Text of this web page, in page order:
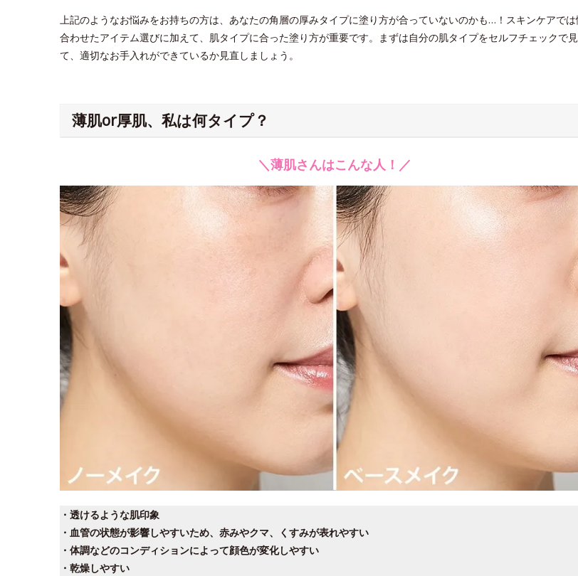
上記のようなお悩みをお持ちの方は、あなたの角層の厚みタイプに塗り方が合っていないのかも…！スキンケアでは
合わせたアイテム選びに加えて、肌タイプに合った塗り方が重要です。まずは自分の肌タイプをセルフチェックで
て、適切なお手入れができているか見直しましょう。
薄肌or厚肌、私は何タイプ？
＼薄肌さんはこんな人！／
・透けるような肌印象
・血管の状態が影響しやすいため、赤みやクマ、くすみが表れやすい
・体調などのコンディションによって顔色が変化しやすい
・乾燥しやすい